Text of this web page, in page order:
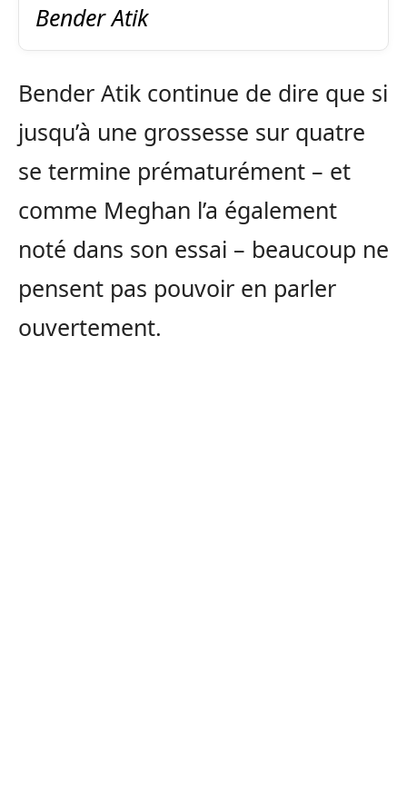
Bender Atik
Bender Atik continue de dire que si
jusqu’à une grossesse sur quatre
se termine prématurément – et
comme Meghan l’a également
noté dans son essai – beaucoup ne
pensent pas pouvoir en parler
ouvertement.